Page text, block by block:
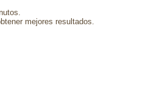
mejores resultados.